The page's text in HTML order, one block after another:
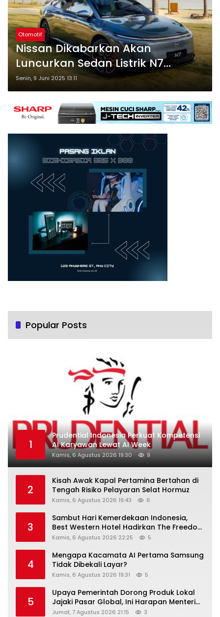
Otomotif
Nissan Dikabarkan Akan
Luncurkan Sedan Listrik N7
Buatan Tiongkok di Jepang
Senin, 9 Juni 2025 13:11
Popular Posts
1
Prudential Indonesia Perkuat Kompetensi
AI Karyawan Lewat AI Week
Kamis, 6 Agustus 2026 19:30 9
2
Kisah Awak Kapal Pertamina Bertahan di
Tengah Risiko Pelayaran Selat Hormuz
Kamis, 6 Agustus 2026 19:43 6
3
Sambut Hari Kemerdekaan Indonesia,
Best Western Hotel Hadirkan The Freedom
Stay Diskon Hingga 45%
Kamis, 6 Agustus 2026 22:25 5
4
Mengapa Kacamata AI Pertama Samsung
Tidak Dibekali Layar?
Kamis, 6 Agustus 2026 19:31 5
5
Upaya Pemerintah Dorong Produk Lokal
Jajaki Pasar Global, Ini Harapan Menteri
Perindustrian RI Lewat ILT dan IGT Expo
Jumat, 7 Agustus 2026 21:15 3